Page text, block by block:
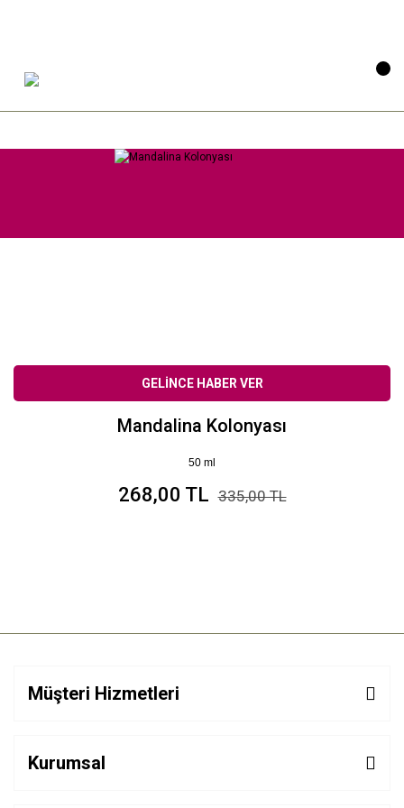
GELİNCE HABER VER
Mandalina Kolonyası
50 ml
268,00 TL 335,00 TL
Müşteri Hizmetleri
Kurumsal